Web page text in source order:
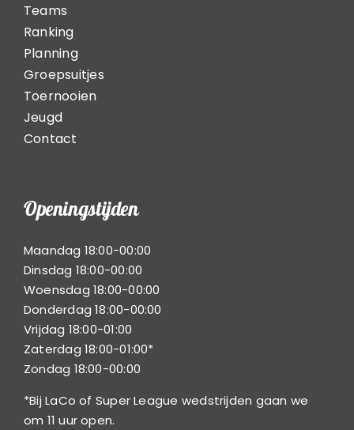
Teams
Ranking
Planning
Groepsuitjes
Toernooien
Jeugd
Contact
Openingstijden
Maandag 18:00-00:00
Dinsdag 18:00-00:00
Woensdag 18:00-00:00
Donderdag 18:00-00:00
Vrijdag 18:00-01:00
Zaterdag 18:00-01:00*
Zondag 18:00-00:00
*Bij LaCo of Super League wedstrijden gaan we
om 11 uur open.